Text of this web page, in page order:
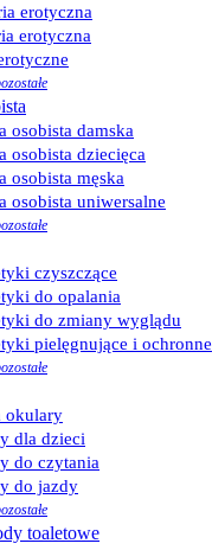
erotyczna
erotyczna
osobista damska
osobista dziecięca
osobista męska
osobista uniwersalne
czyszczące
do opalania
do zmiany wyglądu
pielęgnujące i ochronne
okulary
dla dzieci
do czytania
do jazdy
toaletowe